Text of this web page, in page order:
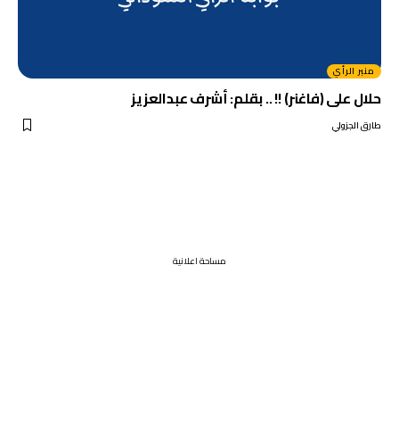
منبر الرأي
حلال على (فاغنر) !! .. بقلم: أشرف عبدالعزيز
طارق الجزولي
مساحة اعلانية